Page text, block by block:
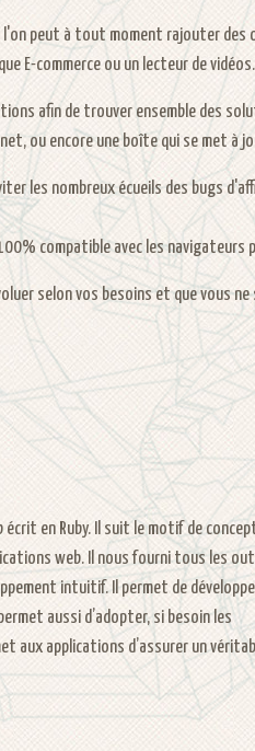
l'on peut à tout moment rajouter
E-commerce ou un lecteur de vidéos.
afin de trouver ensemble des
ou encore une boîte qui se met à
les nombreux écueils des bugs
compatible avec les navigateurs
selon vos besoins et que vous
en Ruby. Il suit le motif de
web. Il nous fourni tous les
intuitif. Il permet de
aussi d’adopter, si besoin les
aux applications d’assurer un